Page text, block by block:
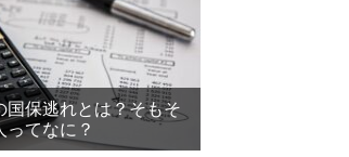
国保逃れとは？そもそ
ってなに？